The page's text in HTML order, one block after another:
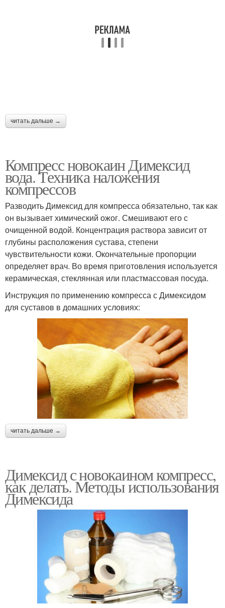
читать дальше →
Компресс новокаин Димексид
вода. Техника наложения
компрессов
Разводить Димексид для компресса обязательно, так как
он вызывает химический ожог. Смешивают его с
очищенной водой. Концентрация раствора зависит от
глубины расположения сустава, степени
чувствительности кожи. Окончательные пропорции
определяет врач. Во время приготовления используется
керамическая, стеклянная или пластмассовая посуда.
Инструкция по применению компресса с Димексидом
для суставов в домашних условиях:
читать дальше →
Димексид с новокаином компресс,
как делать. Методы использования
Димексида